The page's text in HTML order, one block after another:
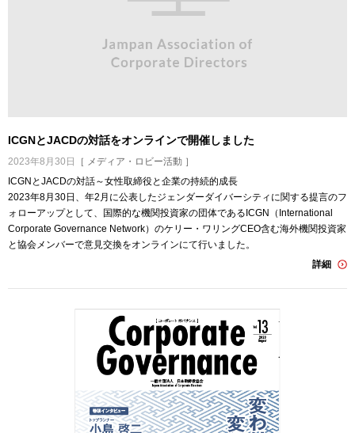
ICGNとJACDの対話をオンラインで開催しました
2023年8月30日
［ メディア・ロビー活動 ］
ICGNとJACDの対話～女性取締役と企業の持続的成長
2023年8月30日、年2月に公表したジェンダーダイバーシティに関する提言のフ
ォローアップとして、国際的な機関投資家の団体であるICGN（International
Corporate Governance Network）のケリー・ワリングCEO含む海外機関投資家
と協会メンバーで意見交換をオンラインにて行いました。
詳細